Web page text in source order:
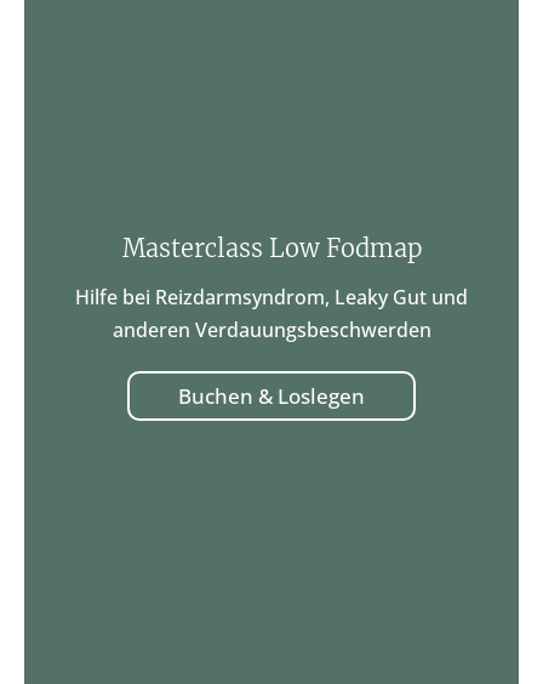
Masterclass Low Fodmap
Hilfe bei Reizdarmsyndrom, Leaky Gut und
anderen Verdauungsbeschwerden
Buchen & Loslegen